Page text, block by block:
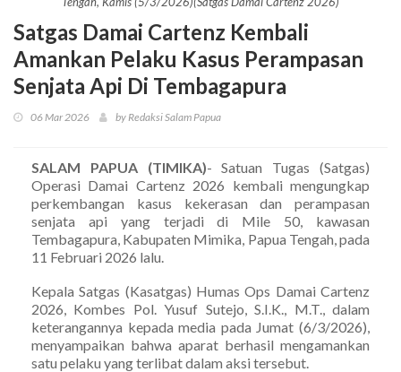
Satgas Damai Cartenz Kembali
Amankan Pelaku Kasus Perampasan
Senjata Api Di Tembagapura
06 Mar 2026 by Redaksi Salam Papua
SALAM PAPUA (TIMIKA)- Satuan Tugas (Satgas)
Operasi Damai Cartenz 2026 kembali mengungkap
perkembangan kasus kekerasan dan perampasan
senjata api yang terjadi di Mile 50, kawasan
Tembagapura, Kabupaten Mimika, Papua Tengah, pada
11 Februari 2026 lalu.
Kepala Satgas (Kasatgas) Humas Ops Damai Cartenz
2026, Kombes Pol. Yusuf Sutejo, S.I.K., M.T., dalam
keterangannya kepada media pada Jumat (6/3/2026),
menyampaikan bahwa aparat berhasil mengamankan
satu pelaku yang terlibat dalam aksi tersebut.